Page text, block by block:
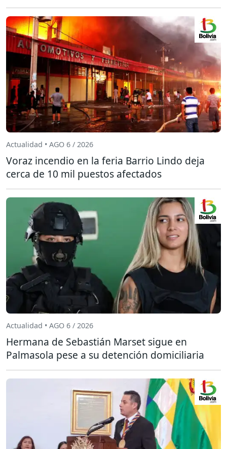
Actualidad • AGO 6 / 2026
Voraz incendio en la feria Barrio Lindo deja
cerca de 10 mil puestos afectados
Actualidad • AGO 6 / 2026
Hermana de Sebastián Marset sigue en
Palmasola pese a su detención domiciliaria